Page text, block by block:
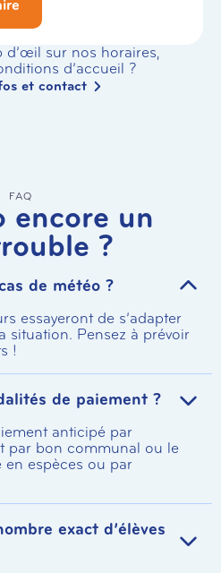
d’œil sur nos horaires,
d’accueil ?
et contact
FAQ
encore un
?
de météo ?
essayeront de s’adapter
situation. Pensez à prévoir
!
de paiement ?
anticipé par
par bon communal ou le
espèces ou par
exact d’élèves